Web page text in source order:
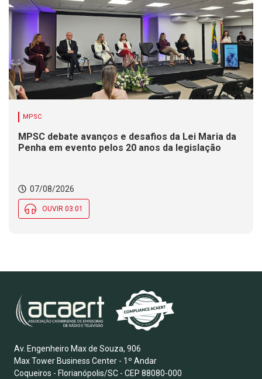
MPSC
MPSC debate avanços e desafios da Lei Maria da
Penha em evento pelos 20 anos da legislação
07/08/2026
OUVIR 03:01
Av. Engenheiro Max de Souza, 906
Max Tower Business Center - 1º Andar
Coqueiros - Florianópolis/SC - CEP 88080-000